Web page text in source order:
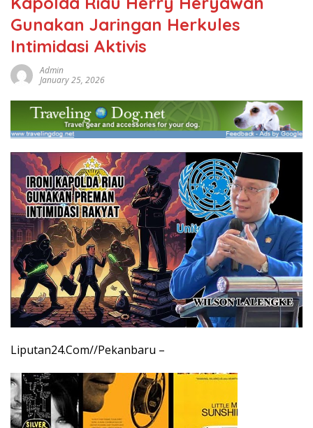
Gunakan Jaringan Herkules
Intimidasi Aktivis
Admin
January 25, 2026
Liputan24.Com//Pekanbaru –